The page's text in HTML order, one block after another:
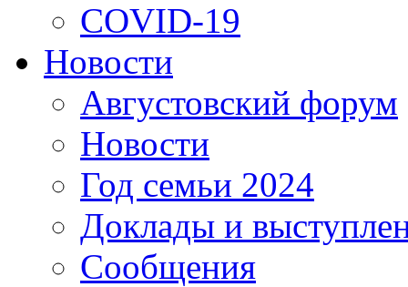
COVID-19
Новости
Августовский форум
Новости
Год семьи 2024
Доклады и
Сообщения